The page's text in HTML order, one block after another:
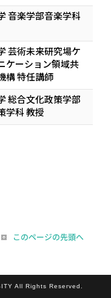
音楽学部音楽学科
芸術未来研究場ケ
ケーション領域共
構 特任講師
総合文化政策学部
学科 教授
このページの先頭へ
All Rights Reserved.